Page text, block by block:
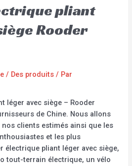
pliant
Rooder
/ Des produits / Par
léger avec siège – Rooder
de Chine. Nous allons
clients estimés ainsi que les
et les plus
électrique pliant léger avec siège,
tout-terrain électrique, un vélo